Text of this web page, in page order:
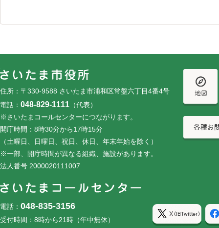
住所：〒330-9588 さいたま市浦和区常盤六丁目4番4号
電話： 048-829-1111 （代表）
※さいたまコールセンターにつながります。
開庁時間：8時30分から17時15分
（土曜日、日曜日、祝日、休日、年末年始を除く）
※一部、開庁時間が異なる組織、施設があります。
法人番号 2000020111007
電話： 048-835-3156
受付時間：8時から21時（年中無休）